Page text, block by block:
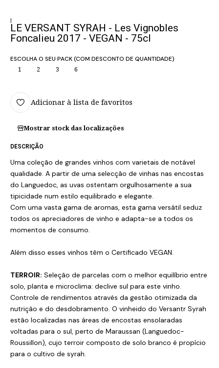
|
LE VERSANT SYRAH - Les Vignobles
Foncalieu 2017 - VEGAN - 75cl
ESCOLHA O SEU PACK (COM DESCONTO DE QUANTIDADE)
1 2 3 6
Adicionar à lista de favoritos
Mostrar stock das localizações
DESCRIÇÃO
Uma coleção de grandes vinhos com varietais de notável
qualidade. A partir de uma selecção de vinhas nas encostas
do Languedoc, as uvas ostentam orgulhosamente a sua
tipicidade num estilo equilibrado e elegante.
Com uma vasta gama de aromas, esta gama versátil seduz
todos os apreciadores de vinho e adapta-se a todos os
momentos de consumo.
Além disso esses vinhos têm o Certificado VEGAN.
TERROIR: Seleção de parcelas com o melhor equilíbrio entre
solo, planta e microclima: declive sul para este vinho.
Controle de rendimentos através da gestão otimizada da
nutrição e do desdobramento. O vinheido do Versantr Syrah
estão localizadas nas áreas de encostas ensolaradas
voltadas para o sul, perto de Maraussan (Languedoc-
Roussillon), cujo terroir composto de solo branco é propício
para o cultivo de syrah.